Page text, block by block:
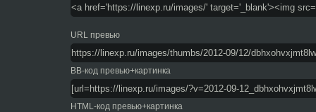
URL превью
BB-код превью+картинка
HTML-код превью+картинка